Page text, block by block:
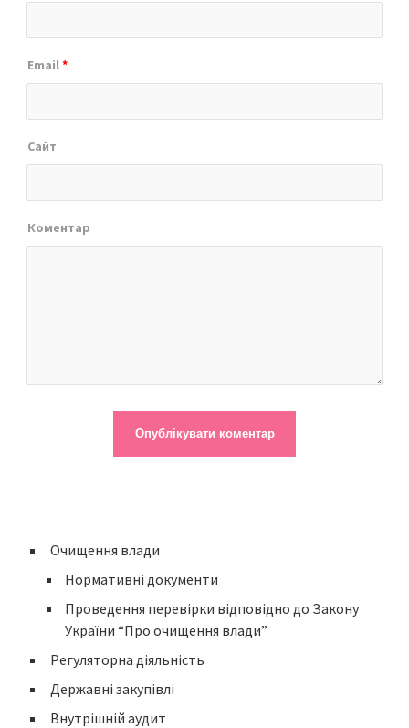
Email*
Сайт
Коментар
Очищення влади
Нормативні документи
Проведення перевірки відповідно до Закону
України “Про очищення влади”
Регуляторна діяльність
Державні закупівлі
Внутрішній аудит